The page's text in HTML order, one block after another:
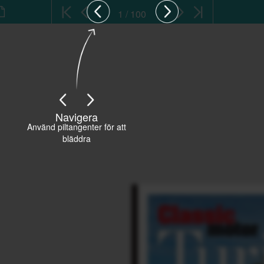
Navigera
Använd piltangenter för att
bläddra
1 / 100